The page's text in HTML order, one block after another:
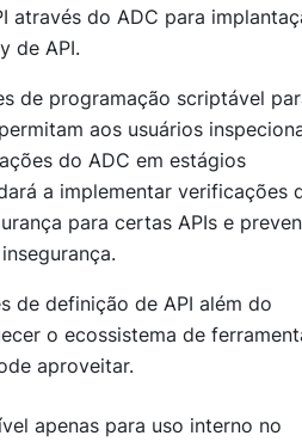
através do ADC para
de API.
de programação scriptável
aos usuários
do ADC em estágios
a implementar verificações
para certas APIs e
de definição de API além do
o ecossistema de
aproveitar.
apenas para uso interno no